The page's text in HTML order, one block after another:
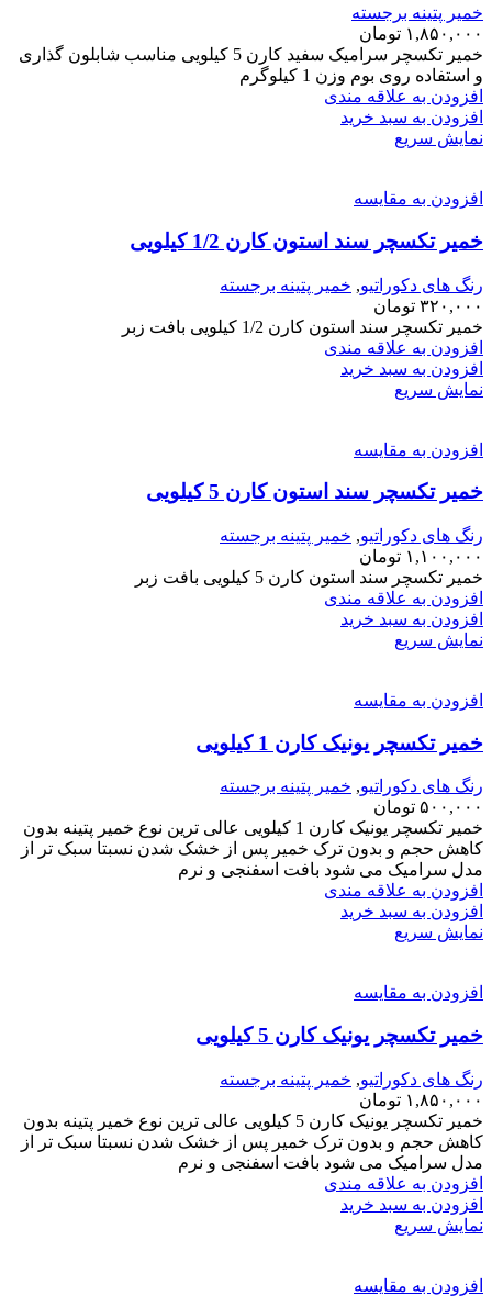
خمیر پتینه برجسته
۱,۸۵۰,۰۰۰ تومان
خمیر تکسچر سرامیک سفید کارن 5 کیلویی مناسب شابلون گذاری
و استفاده روی بوم وزن 1 کیلوگرم
افزودن به علاقه مندی
افزودن به سبد خرید
نمایش سریع
افزودن به مقایسه
خمیر تکسچر سند استون کارن 1/2 کیلویی
رنگ های دکوراتیو, خمیر پتینه برجسته
۳۲۰,۰۰۰ تومان
خمیر تکسچر سند استون کارن 1/2 کیلویی بافت زبر
افزودن به علاقه مندی
افزودن به سبد خرید
نمایش سریع
افزودن به مقایسه
خمیر تکسچر سند استون کارن 5 کیلویی
رنگ های دکوراتیو, خمیر پتینه برجسته
۱,۱۰۰,۰۰۰ تومان
خمیر تکسچر سند استون کارن 5 کیلویی بافت زبر
افزودن به علاقه مندی
افزودن به سبد خرید
نمایش سریع
افزودن به مقایسه
خمیر تکسچر یونیک کارن 1 کیلویی
رنگ های دکوراتیو, خمیر پتینه برجسته
۵۰۰,۰۰۰ تومان
خمیر تکسچر یونیک کارن 1 کیلویی عالی ترین نوع خمیر پتینه بدون
کاهش حجم و بدون ترک خمیر پس از خشک شدن نسبتا سبک تر از
مدل سرامیک می شود بافت اسفنجی و نرم
افزودن به علاقه مندی
افزودن به سبد خرید
نمایش سریع
افزودن به مقایسه
خمیر تکسچر یونیک کارن 5 کیلویی
رنگ های دکوراتیو, خمیر پتینه برجسته
۱,۸۵۰,۰۰۰ تومان
خمیر تکسچر یونیک کارن 5 کیلویی عالی ترین نوع خمیر پتینه بدون
کاهش حجم و بدون ترک خمیر پس از خشک شدن نسبتا سبک تر از
مدل سرامیک می شود بافت اسفنجی و نرم
افزودن به علاقه مندی
افزودن به سبد خرید
نمایش سریع
افزودن به مقایسه